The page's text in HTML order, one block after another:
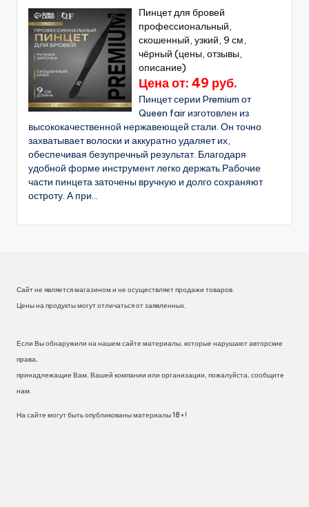
Пинцет для бровей
профессиональный,
скошенный, узкий, 9 см,
чёрный (цены, отзывы,
описание)
Цена от: 49 руб.
Пинцет серии Premium от
Queen fair изготовлен из
высококачественной нержавеющей стали. Он точно
захватывает волоски и аккуратно удаляет их,
обеспечивая безупречный результат. Благодаря
удобной форме инструмент легко держать.Рабочие
части пинцета заточены вручную и долго сохраняют
остроту. А при...
Сайт не является магазином и не осуществляет продажи товаров.
Цены на продукты могут отличаться от заявленных.
Если Вы обнаружили на нашем сайте материалы, которые нарушают авторские
права,
принадлежащие Вам, Вашей компании или организации, пожалуйста, сообщите
нам.
На сайте могут быть опубликованы материалы 18+!